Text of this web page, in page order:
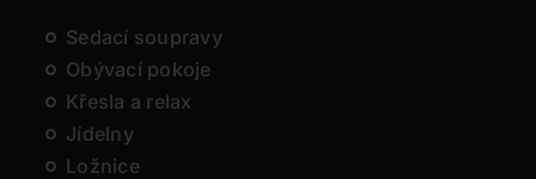
Sedací soupravy
Obývací pokoje
Křesla a relax
Jídelny
Ložnice